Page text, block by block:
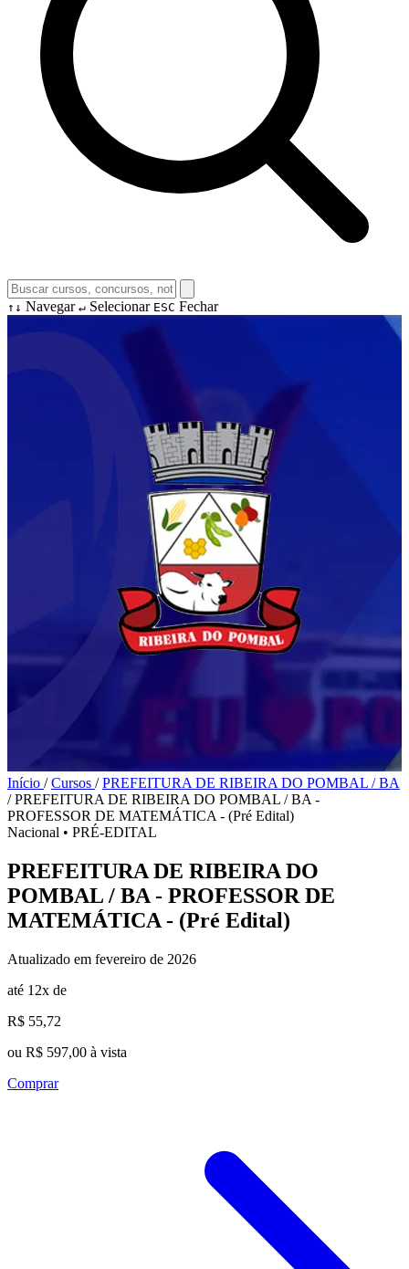
↑↓ Navegar ↵ Selecionar ESC Fechar
Início / Cursos / PREFEITURA DE RIBEIRA DO POMBAL / BA
/ PREFEITURA DE RIBEIRA DO POMBAL / BA -
PROFESSOR DE MATEMÁTICA - (Pré Edital)
Nacional • PRÉ-EDITAL
PREFEITURA DE RIBEIRA DO
POMBAL / BA - PROFESSOR DE
MATEMÁTICA - (Pré Edital)
Atualizado em fevereiro de 2026
até 12x de
R$ 55,72
ou R$ 597,00 à vista
Comprar